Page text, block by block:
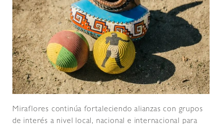
Miraflores continúa fortaleciendo alianzas con grupos
de interés a nivel local, nacional e internacional para